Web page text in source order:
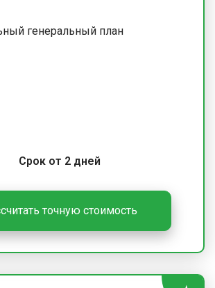
генеральный план
Срок от 2 дней
точную стоимость